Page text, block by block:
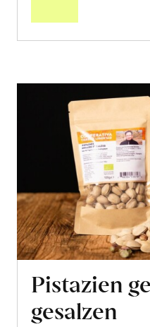
Pistazien
gesalzen